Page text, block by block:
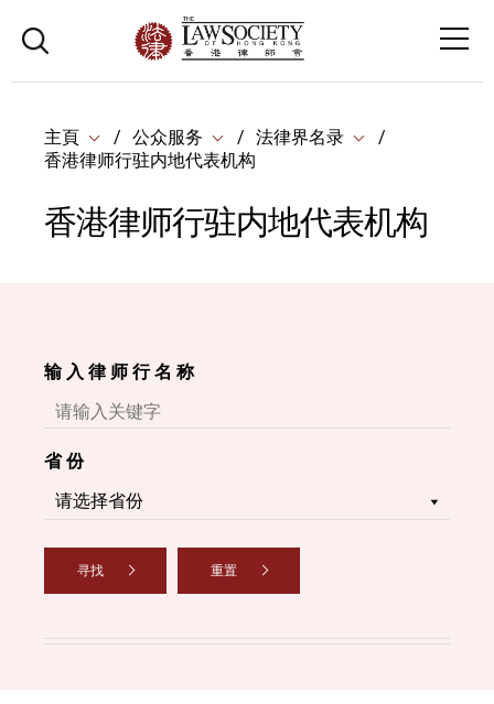
主頁 公众服务
法律界名录
香港律师行驻内地代表机构
香港律师行驻内地代表机构
输 入 律 师 行 名 称
省 份
寻找 重置